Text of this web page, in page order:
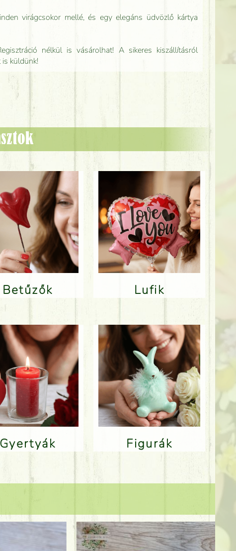
virágcsokor mellé, és egy elegáns üdvözlő kártya
nélkül is vásárolhat! A sikeres kiszállításról
küldünk!
Betűzők Lufik
Gyertyák Figurák